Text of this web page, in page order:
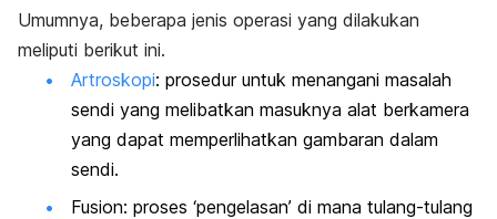
Umumnya, beberapa jenis operasi yang dilakukan
meliputi berikut ini.
Artroskopi: prosedur untuk menangani masalah
sendi yang melibatkan masuknya alat berkamera
yang dapat memperlihatkan gambaran dalam
sendi.
Fusion: proses ‘pengelasan’ di mana tulang-tulang